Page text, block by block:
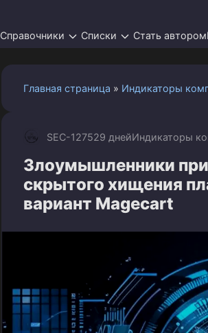
Справочники Списки Стать автором
Главная страница » Индикаторы
SEC-127529 днейИндикаторы
Злоумышленники
скрытого хищения
вариант Magecart